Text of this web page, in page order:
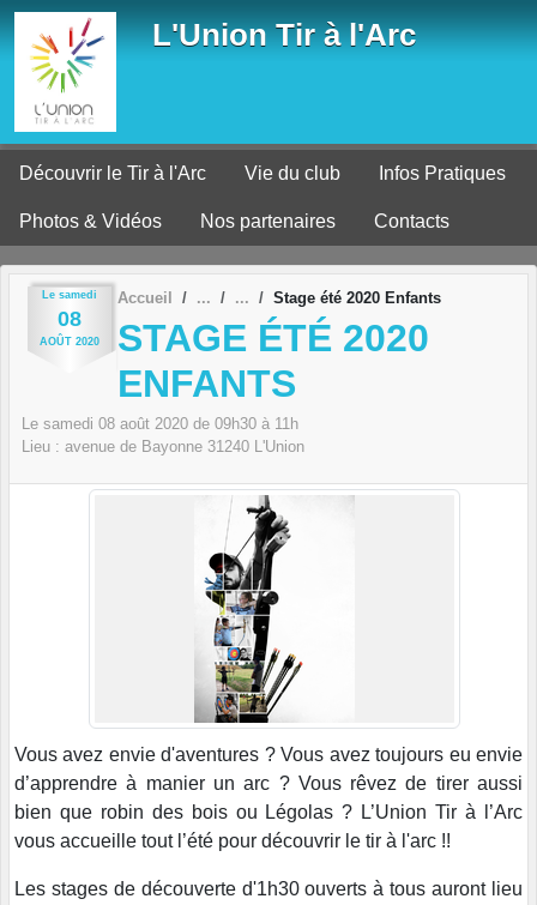
L'Union Tir à l'Arc
Découvrir le Tir à l'Arc Vie du club Infos Pratiques
Photos & Vidéos Nos partenaires Contacts
Le samedi
08
AOÛT 2020
Accueil Stage été 2020 Enfants
STAGE ÉTÉ 2020
ENFANTS
Le samedi 08 août 2020 de 09h30 à 11h
Lieu : avenue de Bayonne 31240 L'Union
Vous avez envie d'aventures ? Vous avez toujours eu envie
d’apprendre à manier un arc ? Vous rêvez de tirer aussi
bien que robin des bois ou Légolas ? L’Union Tir à l’Arc
vous accueille tout l’été pour découvrir le tir à l'arc !!
Les stages de découverte d'1h30 ouverts à tous auront lieu
Panneau de gestion des cookies